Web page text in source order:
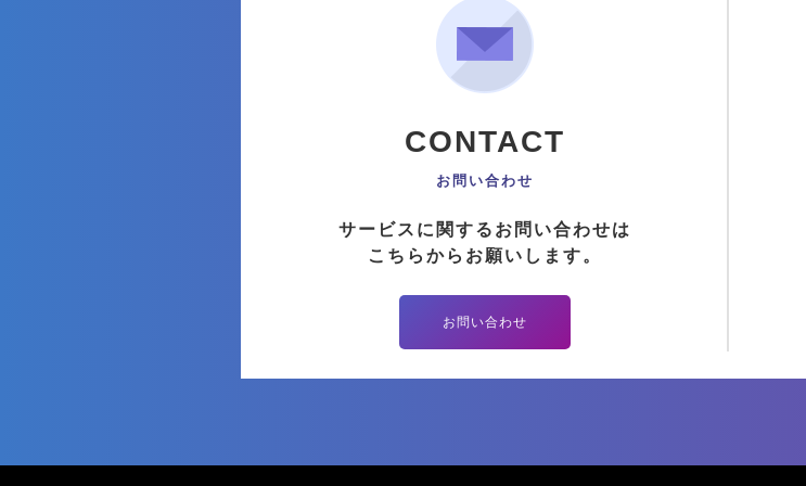
CONTACT
お問い合わせ
サービスに関するお問い合わせは
こちらからお願いします。
お問い合わせ